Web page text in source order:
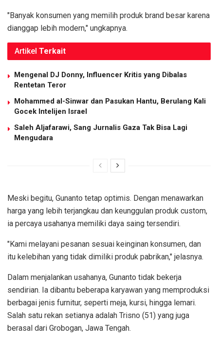
"Banyak konsumen yang memilih produk brand besar karena
dianggap lebih modern," ungkapnya.
Artikel Terkait
Mengenal DJ Donny, Influencer Kritis yang Dibalas
Rentetan Teror
Mohammed al-Sinwar dan Pasukan Hantu, Berulang Kali
Gocek Intelijen Israel
Saleh Aljafarawi, Sang Jurnalis Gaza Tak Bisa Lagi
Mengudara
Meski begitu, Gunanto tetap optimis. Dengan menawarkan
harga yang lebih terjangkau dan keunggulan produk custom,
ia percaya usahanya memiliki daya saing tersendiri.
"Kami melayani pesanan sesuai keinginan konsumen, dan
itu kelebihan yang tidak dimiliki produk pabrikan," jelasnya.
Dalam menjalankan usahanya, Gunanto tidak bekerja
sendirian. Ia dibantu beberapa karyawan yang memproduksi
berbagai jenis furnitur, seperti meja, kursi, hingga lemari.
Salah satu rekan setianya adalah Trisno (51) yang juga
berasal dari Grobogan, Jawa Tengah.